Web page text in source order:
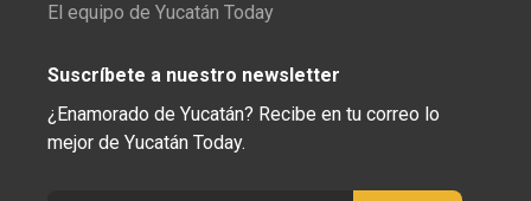
El equipo de Yucatán Today
Suscríbete a nuestro newsletter
¿Enamorado de Yucatán? Recibe en tu correo lo
mejor de Yucatán Today.